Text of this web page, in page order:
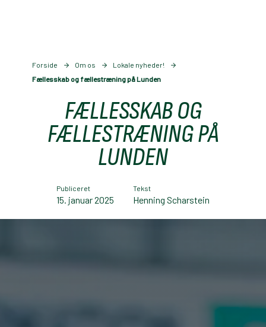
Forside Om os
Lokale nyheder!
Fællesskab og fællestræning på Lunden
FÆLLESSKAB OG
FÆLLESTRÆNING PÅ
LUNDEN
Publiceret
15. januar 2025
Tekst
Henning Scharstein